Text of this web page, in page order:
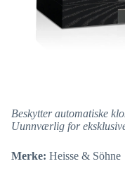
Beskytter automatiske
Uunnværlig for
Merke: Heisse & Söhne